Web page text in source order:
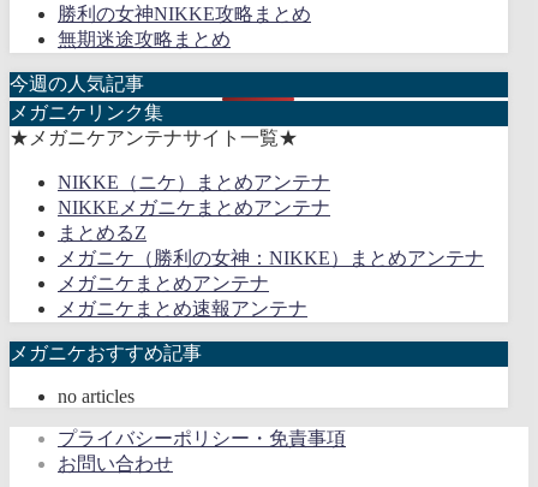
勝利の女神NIKKE攻略まとめ
無期迷途攻略まとめ
今週の人気記事
メガニケリンク集
★メガニケアンテナサイト一覧★
NIKKE（ニケ）まとめアンテナ
NIKKEメガニケまとめアンテナ
まとめるZ
メガニケ（勝利の女神：NIKKE）まとめアンテナ
メガニケまとめアンテナ
メガニケまとめ速報アンテナ
メガニケおすすめ記事
no articles
プライバシーポリシー・免責事項
お問い合わせ